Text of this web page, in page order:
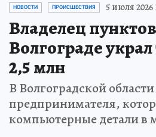
НОВОСТИ ПРОИСШЕСТВИЯ 5 июля 2026
Владелец
Волгограде
2,5 млн
В Волгоградской
предпринимателя,
компьютерные детали в